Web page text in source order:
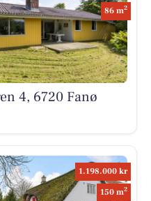
86 m2
4, 6720 Fanø
1.198.000 kr
150 m2